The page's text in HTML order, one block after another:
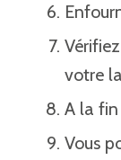
votre
A la
Vous